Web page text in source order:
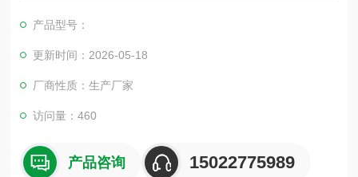
产品型号：
更新时间：2026-05-18
厂商性质：生产厂家
访问量：460
产品咨询 15022775989